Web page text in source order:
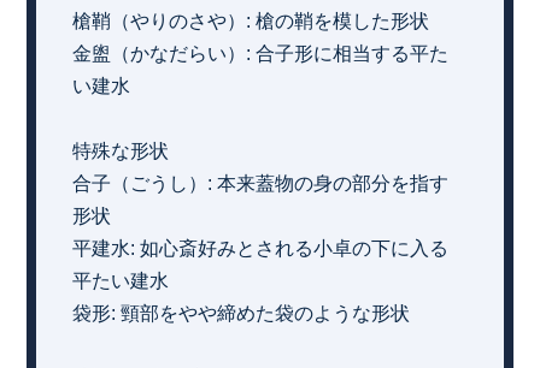
槍鞘（やりのさや）: 槍の鞘を模した形状
金盥（かなだらい）: 合子形に相当する平た
い建水
特殊な形状
合子（ごうし）: 本来蓋物の身の部分を指す
形状
平建水: 如心斎好みとされる小卓の下に入る
平たい建水
袋形: 頸部をやや締めた袋のような形状